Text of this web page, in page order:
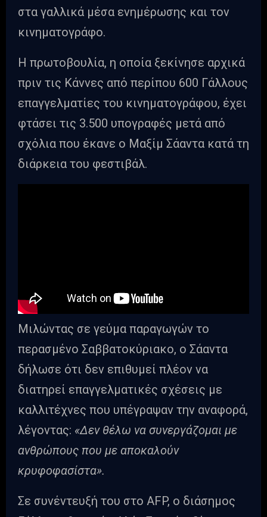
στα γαλλικά μέσα ενημέρωσης και τον
κινηματογράφο.
Η πρωτοβουλία, η οποία ξεκίνησε αρχικά
πριν τις Κάννες από περίπου 600 Γάλλους
επαγγελματίες του κινηματογράφου, έχει
φτάσει τις 3.500 υπογραφές μετά από
σχόλια που έκανε ο Μαξίμ Σάαντα κατά τη
διάρκεια του φεστιβάλ.
Μιλώντας σε γεύμα παραγωγών το
περασμένο Σαββατοκύριακο, ο Σάαντα
δήλωσε ότι δεν επιθυμεί πλέον να
διατηρεί επαγγελματικές σχέσεις με
καλλιτέχνες που υπέγραψαν την αναφορά,
λέγοντας: «Δεν θέλω να συνεργάζομαι με
ανθρώπους που με αποκαλούν
κρυφοφασίστα».
Σε συνέντευξή του στο AFP, ο διάσημος